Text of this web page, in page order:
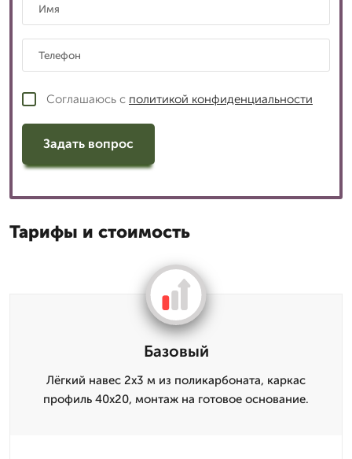
Соглашаюсь с политикой конфиденциальности
Задать вопрос
Тарифы и стоимость
Базовый
Лёгкий навес 2x3 м из поликарбоната, каркас
профиль 40x20, монтаж на готовое основание.